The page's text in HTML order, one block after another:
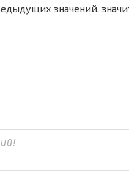
значений,